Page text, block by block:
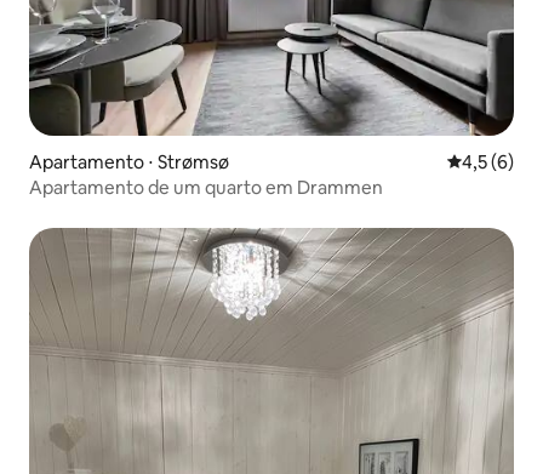
Apartamento ⋅ Strømsø 4,5 de
4,5 (6)
Apartamento de um quarto em Drammen